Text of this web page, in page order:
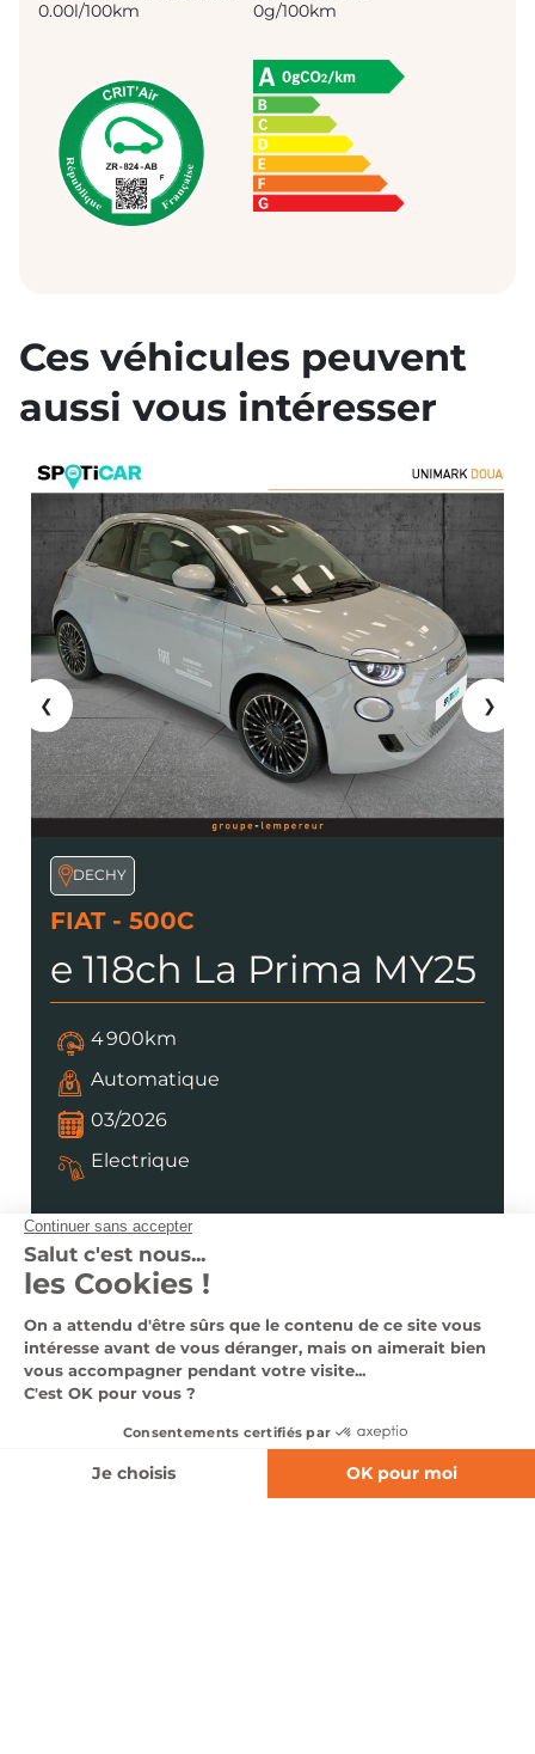
Nous contacter
0366140344
0.00l/100km 0g/100km
Ces véhicules peuvent
aussi vous intéresser
❮
DECHY
FIAT - 500C
e 118ch La Prima MY25
4 900km
Automatique
03/2026
Electrique
35 901 €
Voir le véhicule
❯
Nos véhicules en stock